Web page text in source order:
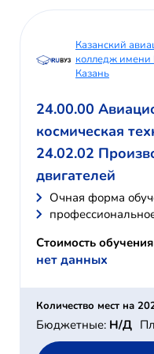
Казанский
колледж
Казань
24.00.00
космическая
24.02.02
двигателей
Очная форма
Стоимость
нет данных
Количество мест на
Бюджетные: Н/Д